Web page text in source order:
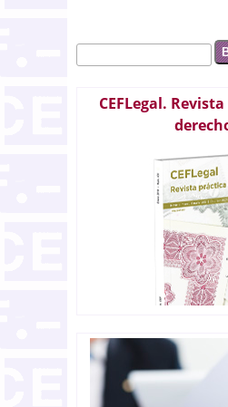
Formulario de
Buscar
CEFLegal.